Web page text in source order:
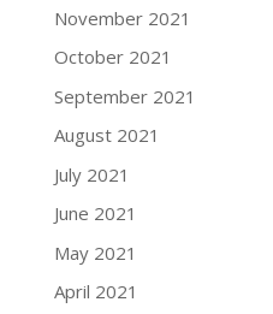
November 2021
October 2021
September 2021
August 2021
July 2021
June 2021
May 2021
April 2021